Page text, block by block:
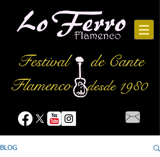
Festival
de Cante
Flamencodesde 1980
BLOG